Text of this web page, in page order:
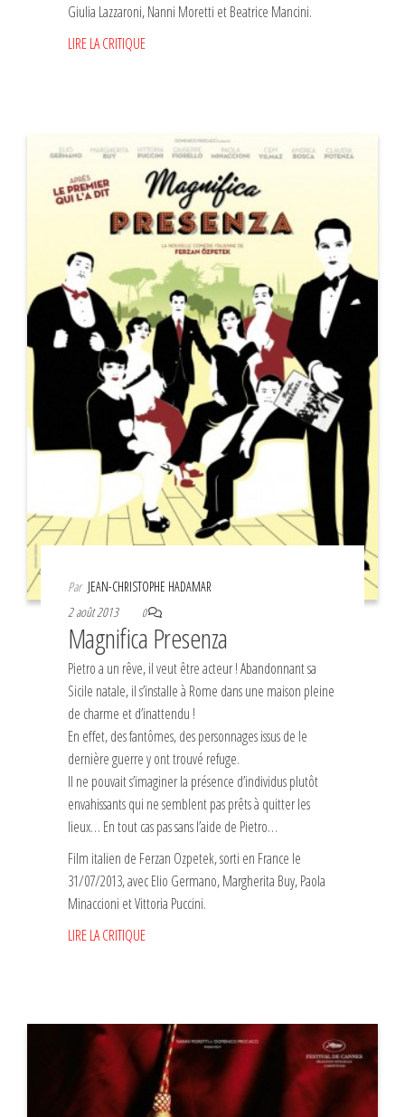
Giulia Lazzaroni, Nanni Moretti et Beatrice Mancini.
LIRE LA CRITIQUE
Par JEAN-CHRISTOPHE HADAMAR
2 août 2013
0
Magnifica Presenza
Pietro a un rêve, il veut être acteur ! Abandonnant sa
Sicile natale, il s’installe à Rome dans une maison pleine
de charme et d’inattendu !
En effet, des fantômes, des personnages issus de le
dernière guerre y ont trouvé refuge.
Il ne pouvait s’imaginer la présence d’individus plutôt
envahissants qui ne semblent pas prêts à quitter les
lieux… En tout cas pas sans l’aide de Pietro…
Film italien de Ferzan Ozpetek, sorti en France le
31/07/2013, avec Elio Germano, Margherita Buy, Paola
Minaccioni et Vittoria Puccini.
LIRE LA CRITIQUE